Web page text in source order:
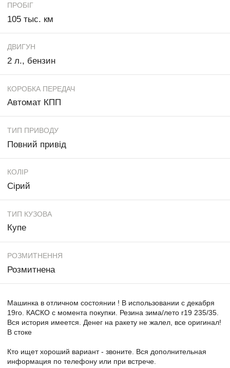
ПРОБІГ
105 тыс. км
ДВИГУН
2 л., бензин
КОРОБКА ПЕРЕДАЧ
Автомат КПП
ТИП ПРИВОДУ
Повний привід
КОЛІР
Сірий
ТИП КУЗОВА
Купе
РОЗМИТНЕННЯ
Розмитнена
Машинка в отличном состоянии ! В использовании с декабря
19го. КАСКО с момента покупки. Резина зима/лето r19 235/35.
Вся история имеется. Денег на ракету не жалел, все оригинал!
В стоке
Кто ищет хороший вариант - звоните. Вся дополнительная
информация по телефону или при встрече.